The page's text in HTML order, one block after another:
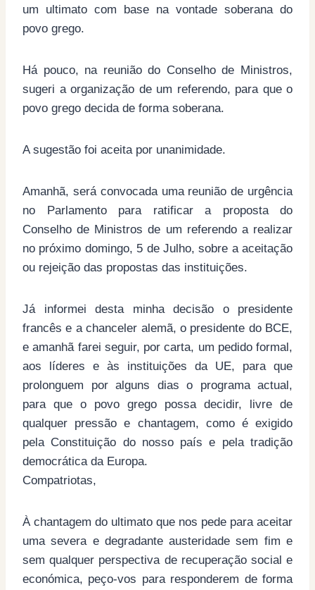
um ultimato com base na vontade soberana do
povo grego.
Há pouco, na reunião do Conselho de Ministros,
sugeri a organização de um referendo, para que o
povo grego decida de forma soberana.
A sugestão foi aceita por unanimidade.
Amanhã, será convocada uma reunião de urgência
no Parlamento para ratificar a proposta do
Conselho de Ministros de um referendo a realizar
no próximo domingo, 5 de Julho, sobre a aceitação
ou rejeição das propostas das instituições.
Já informei desta minha decisão o presidente
francês e a chanceler alemã, o presidente do BCE,
e amanhã farei seguir, por carta, um pedido formal,
aos líderes e às instituições da UE, para que
prolonguem por alguns dias o programa actual,
para que o povo grego possa decidir, livre de
qualquer pressão e chantagem, como é exigido
pela Constituição do nosso país e pela tradição
democrática da Europa.
Compatriotas,
À chantagem do ultimato que nos pede para aceitar
uma severa e degradante austeridade sem fim e
sem qualquer perspectiva de recuperação social e
económica, peço-vos para responderem de forma